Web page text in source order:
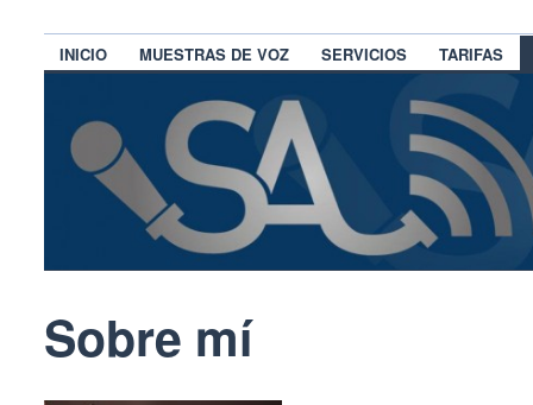
INICIO MUESTRAS DE VOZ SERVICIOS TARIFAS
Sobre mí